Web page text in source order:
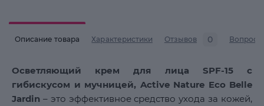
Описание товара Характеристики Отзывов 0 Вопросы
Осветляющий крем для лица SPF-15 с
гибискусом и мучницей, Active Nature Eco Belle
Jardin – это эффективное средство ухода за кожей,